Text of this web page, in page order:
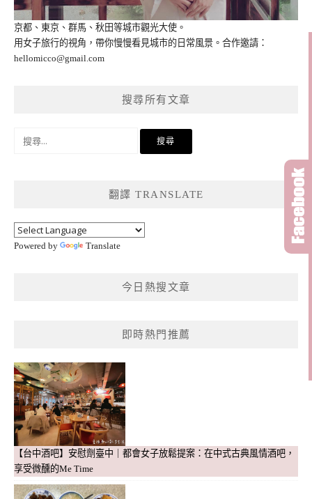
京都、東京、群馬、秋田等城市觀光大使。
用女子旅行的視角，帶你慢慢看見城市的日常風景。合作邀請：
hellomicco@gmail.com
搜尋所有文章
翻譯 TRANSLATE
Powered by Translate
今日熱搜文章
即時熱門推薦
【台中酒吧】安慰劑臺中｜都會女子放鬆提案：在中式古典風情酒吧，
享受微醺的Me Time